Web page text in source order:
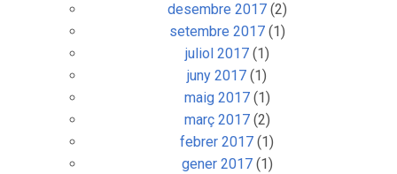
desembre 2017(2)
setembre 2017(1)
juliol 2017(1)
juny 2017 (1)
maig 2017(1)
març 2017(2)
febrer 2017 (1)
gener 2017(1)